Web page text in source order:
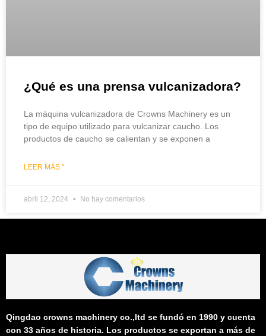
¿Qué es una prensa vulcanizadora?
La máquina vulcanizadora de Crowns Machinery es un
tipo de equipo utilizado para vulcanizar caucho. Los
productos de caucho se calientan y se exponen a
LEER MÁS "
abril 12, 2024 No hay comentarios
Qingdao crowns machinery co.,ltd se fundó en 1990 y cuenta
con 33 años de historia. Los productos se exportan a más de